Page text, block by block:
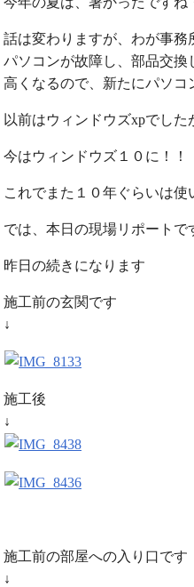
話は変わりますが、わが事務
パソコンが故障し、部品交換
高くなるので、新たにパソコ
以前はウィンドウズxpでした
今はウィンドウズ１０に！！
これでまた１０年ぐらいは使
では、本日の現場リポートで
昨日の続きになります
施工前の玄関です
↓
施工後
↓
施工前の部屋への入り口です
↓